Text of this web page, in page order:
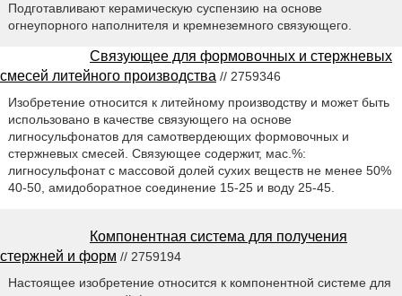
Подготавливают керамическую суспензию на основе
огнеупорного наполнителя и кремнеземного связующего.
Связующее для формовочных и стержневых
смесей литейного производства // 2759346
Изобретение относится к литейному производству и может быть
использовано в качестве связующего на основе
лигносульфонатов для самотвердеющих формовочных и
стержневых смесей. Связующее содержит, мас.%:
лигносульфонат с массовой долей сухих веществ не менее 50%
40-50, амидоборатное соединение 15-25 и воду 25-45.
Компонентная система для получения
стержней и форм // 2759194
Настоящее изобретение относится к компонентной системе для